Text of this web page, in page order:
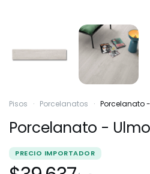
Pisos · Porcelanatos · Porcelanato
Porcelanato -
PRECIO IMPORTADOR